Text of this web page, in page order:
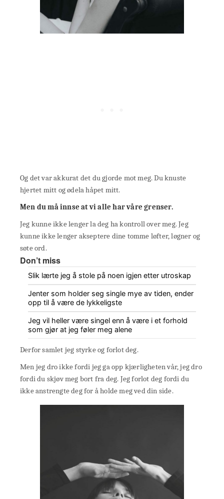
Og det var akkurat det du gjorde mot meg. Du knuste
hjertet mitt og ødela håpet mitt.
Men du må innse at vi alle har våre grenser.
Jeg kunne ikke lenger la deg ha kontroll over meg. Jeg
kunne ikke lenger akseptere dine tomme løfter, løgner og
søte ord.
Don’t miss
Slik lærte jeg å stole på noen igjen etter utroskap
Jenter som holder seg single mye av tiden, ender
opp til å være de lykkeligste
Jeg vil heller være singel enn å være i et forhold
som gjør at jeg føler meg alene
Derfor samlet jeg styrke og forlot deg.
Men jeg dro ikke fordi jeg ga opp kjærligheten vår, jeg dro
fordi du skjøv meg bort fra deg. Jeg forlot deg fordi du
ikke anstrengte deg for å holde meg ved din side.